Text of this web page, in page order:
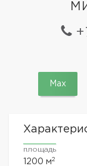
Max
площадь
1200 м2